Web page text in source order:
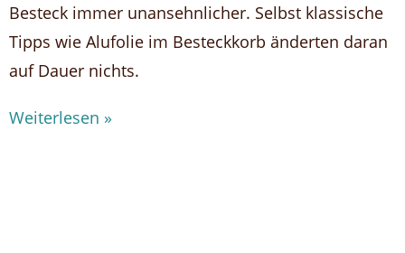
Besteck immer unansehnlicher. Selbst klassische
Tipps wie Alufolie im Besteckkorb änderten daran
auf Dauer nichts.
Weiterlesen »